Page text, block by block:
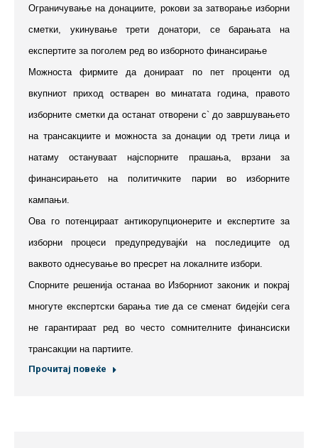
Ограничување на донациите, рокови за затворање изборни
сметки, укинување трети донатори, се барањата на
експертите за поголем ред во изборното финансирање
Можноста фирмите да донираат по пет проценти од
вкупниот приход остварен во минатата година, правото
изборните сметки да останат отворени с` до завршувањето
на трансакциите и можноста за донации од трети лица и
натаму остануваат најспорните прашања, врзани за
финансирањето на политичките парии во изборните
кампањи.
Ова го потенцираат антикорупционерите и експертите за
изборни процеси предупредувајќи на последиците од
ваквото однесување во пресрет на локалните избори.
Спорните решенија останаа во Изборниот законик и покрај
многуте експертски барања тие да се сменат бидејќи сега
не гарантираат ред во често сомнителните финансиски
трансакции на партиите.
Прочитај повеќе